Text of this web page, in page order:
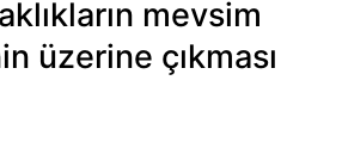
mevsim
üzerine çıkması